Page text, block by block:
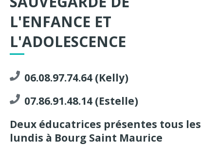
L'ENFANCE ET
L'ADOLESCENCE
06.08.97.74.64 (Kelly)
07.86.91.48.14 (Estelle)
Deux éducatrices présentes tous les
lundis à Bourg Saint Maurice